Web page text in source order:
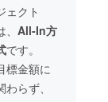
実費負担とな
ます。 ※場
、日時、デー
内容はメッ
ージで決定さ
ていただきま
。（場所は都
ェクト
、 All-In方
です。
標金額に
わらず、